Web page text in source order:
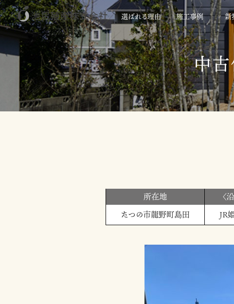
選ばれる理由 施工事例 新
中
所在地
たつの市龍野町島田
〈
JR